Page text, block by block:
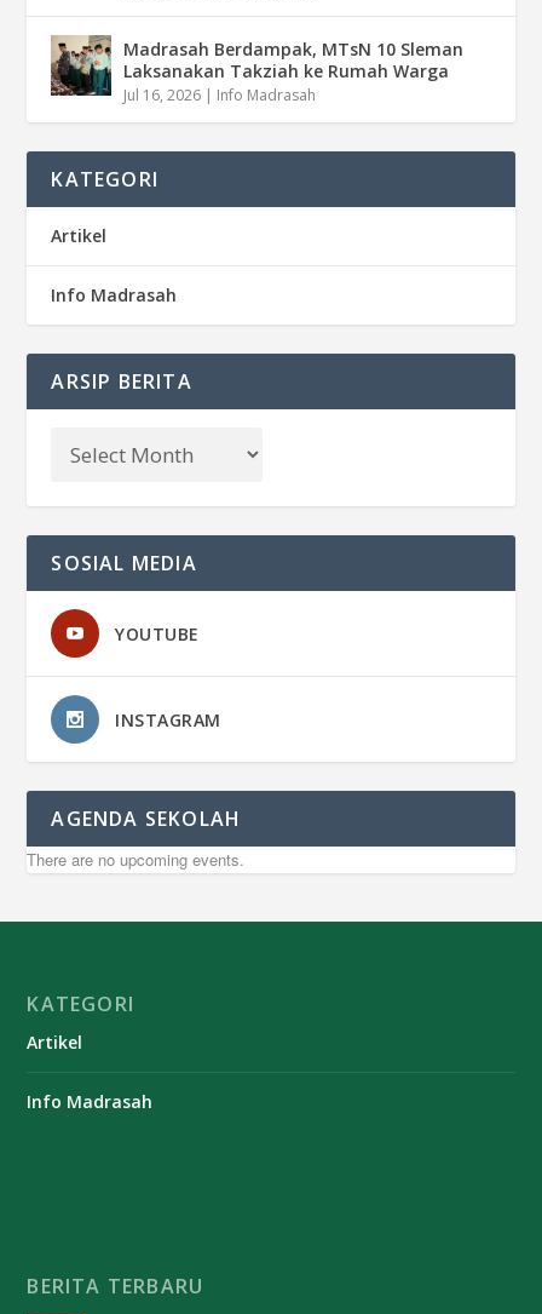
Madrasah Berdampak, MTsN 10 Sleman
Laksanakan Takziah ke Rumah Warga
Jul 16, 2026 | Info Madrasah
KATEGORI
Artikel
Info Madrasah
ARSIP BERITA
SOSIAL MEDIA
YOUTUBE
INSTAGRAM
AGENDA SEKOLAH
There are no upcoming events.
KATEGORI
Artikel
Info Madrasah
BERITA TERBARU